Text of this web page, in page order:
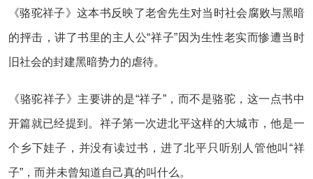
《骆驼祥子》这本书反映了老舍先生对当时社会腐败与黑暗
的抨击，讲了书里的主人公“祥子”因为生性老实而惨遭当时
旧社会的封建黑暗势力的虐待。
《骆驼祥子》主要讲的是“祥子”，而不是骆驼，这一点书中
开篇就已经提到。祥子第一次进北平这样的大城市，他是一
个乡下娃子，并没有读过书，进了北平只听别人管他叫“祥
子”，而并未曾知道自己真的叫什么。